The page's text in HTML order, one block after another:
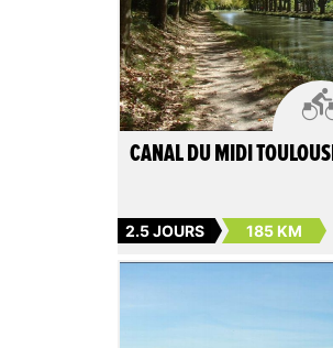
CANAL DU MIDI
2.5 JOURS 185 KM